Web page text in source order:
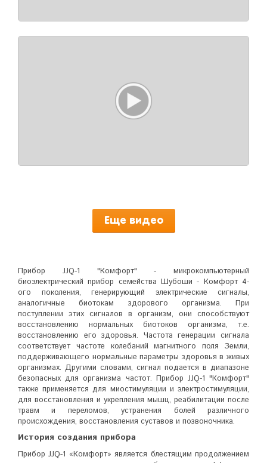
Еще видео
Прибор JJQ-1 "Комфорт" - микрокомпьютерный
биоэлектрический прибор семейства Шубоши - Комфорт 4-
ого поколения, генерирующий электрические сигналы,
аналогичные биотокам здорового организма. При
поступлении этих сигналов в организм, они способствуют
восстановлению нормальных биотоков организма, т.е.
восстановлению его здоровья. Частота генерации сигнала
соответствует частоте колебаний магнитного поля Земли,
поддерживающего нормальные параметры здоровья в живых
организмах. Другими словами, сигнал подается в диапазоне
безопасных для организма частот. Прибор JJQ-1 "Комфорт"
также применяется для миостимуляции и электростимуляции,
для восстановления и укрепления мышц, реабилитации после
травм и переломов, устранения болей различного
происхождения, восстановления суставов и позвоночника.
История создания прибора
Прибор JJQ-1 «Комфорт» является блестящим продолжением